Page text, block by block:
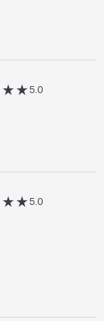
5.0
5.0